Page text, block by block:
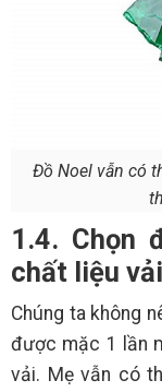
Đồ Noel vẫn có
1.4. Chọn
chất liệu
Chúng ta không
được mặc 1 lần
vải. Mẹ vẫn có